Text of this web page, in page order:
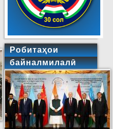
Робитаҳои
байналмилалӣ